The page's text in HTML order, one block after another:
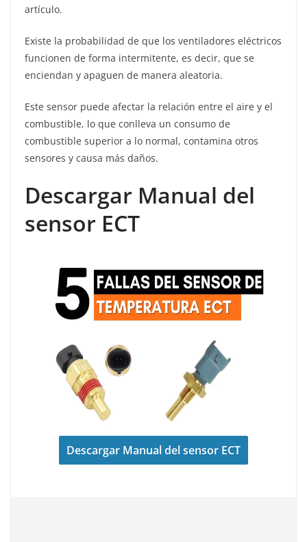
artículo.
Existe la probabilidad de que los ventiladores eléctricos
funcionen de forma intermitente, es decir, que se
enciendan y apaguen de manera aleatoria.
Este sensor puede afectar la relación entre el aire y el
combustible, lo que conlleva un consumo de
combustible superior a lo normal, contamina otros
sensores y causa más daños.
Descargar Manual del
sensor ECT
Descargar Manual del sensor ECT